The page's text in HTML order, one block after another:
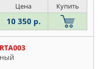
Цена Купить
10 350 р.